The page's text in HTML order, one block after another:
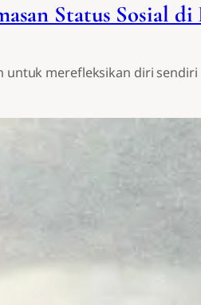
Status Sosial
untuk merefleksikan diri